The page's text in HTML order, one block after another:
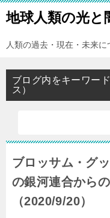
地球人類の光と
人類の過去・現在・未来
ブログ内をキーワー
ス）
ブロッサム・グ
の銀河連合から
（2020/9/20）